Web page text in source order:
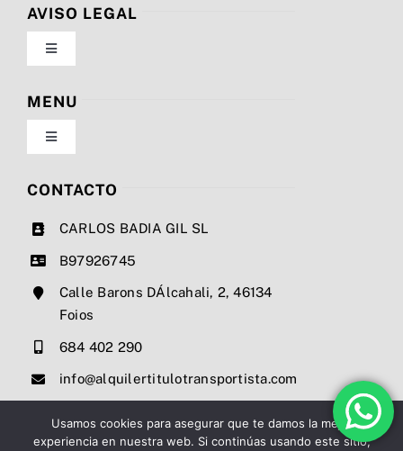
AVISO LEGAL
Toggle
Navigation
Política de privacidad
Condiciones de uso
MENU
Toggle
Navigation
Nosotros
Precios
Contacto
CONTACTO
CARLOS BADIA GIL SL
B97926745
Calle Barons DÁlcahali, 2, 46134
Foios
684 402 290
info@alquilertitulotransportista.com
Usamos cookies para asegurar que te damos la mejor
experiencia en nuestra web. Si continúas usando este sitio,